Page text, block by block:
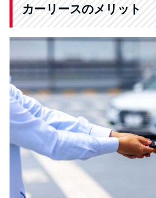
カーリースのメリット